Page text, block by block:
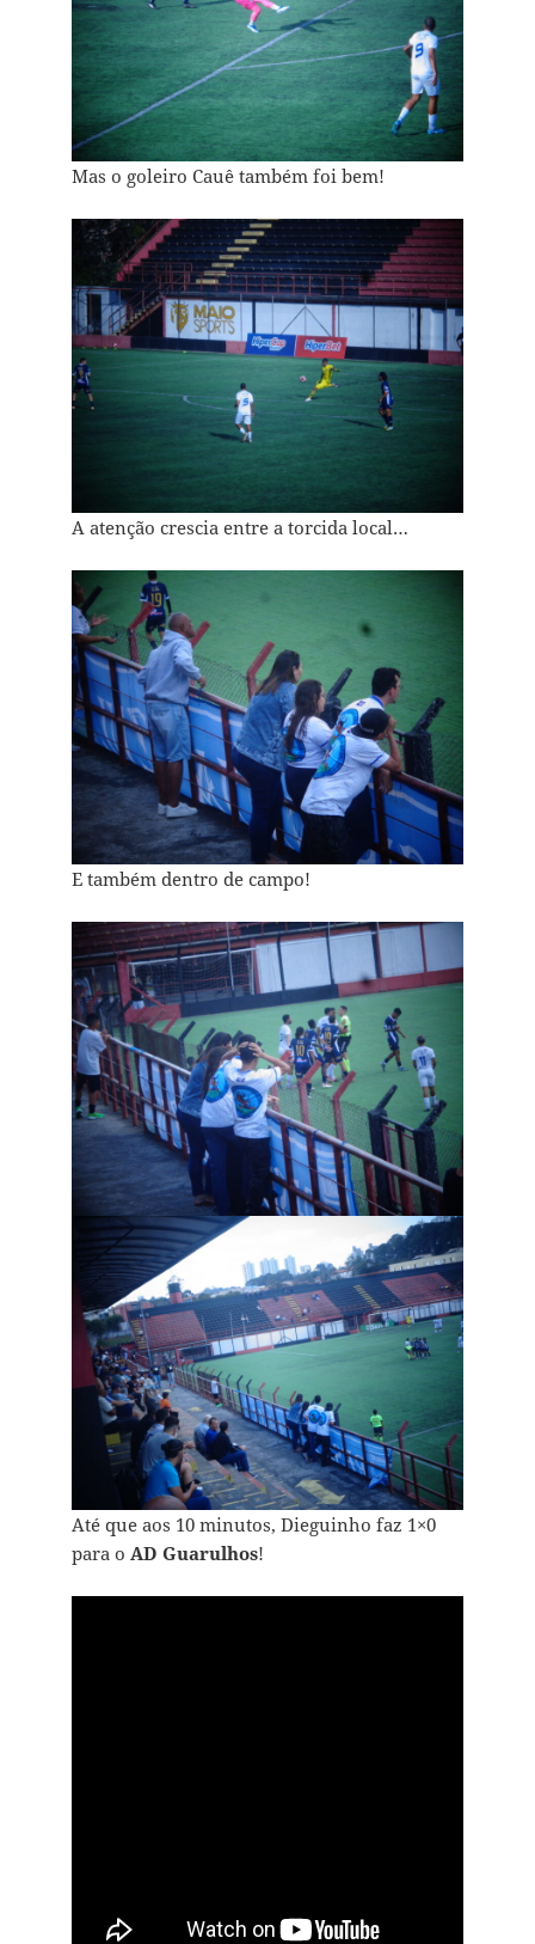
Mas o goleiro Cauê também foi bem!
A atenção crescia entre a torcida local…
E também dentro de campo!
Até que aos 10 minutos, Dieguinho faz 1×0
para o AD Guarulhos!